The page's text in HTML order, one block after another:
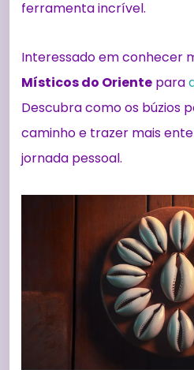
ferramenta incrível.
Interessado em conhecer
Místicos do Oriente para
Descubra como os búzios
caminho e trazer mais
jornada pessoal.